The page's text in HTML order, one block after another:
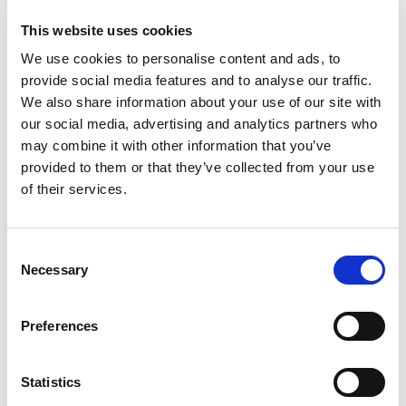
This website uses cookies
We use cookies to personalise content and ads, to
provide social media features and to analyse our traffic.
We also share information about your use of our site with
our social media, advertising and analytics partners who
may combine it with other information that you’ve
provided to them or that they’ve collected from your use
of their services.
Selection
Necessary
Preferences
Statistics
Blog
Enthousiasme en gezonde spanning horen bij
de start van het schooljaar. Lees hoe je dit
spanningsveld als teamleider omzet in
Zo gaat mentor Angélica Ettema het jaar
goed van start